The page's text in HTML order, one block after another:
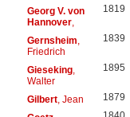
Georg V. von
Hannover,
1819
Gernsheim
Friedrich
1839
Gieseking,
Walter
1895
Gilbert, Jean 1879